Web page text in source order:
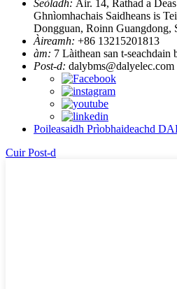
Seòladh: Àir. 14, Rathad a
Ghnìomhachais Saidheans is
Dongguan, Roinn Guangdong,
Àireamh: +86 13215201813
àm: 7 Làithean san t-
Post-d: dalybms@dalyelec.com
Poileasaidh Prìobhaideachd
Cuir Post-d